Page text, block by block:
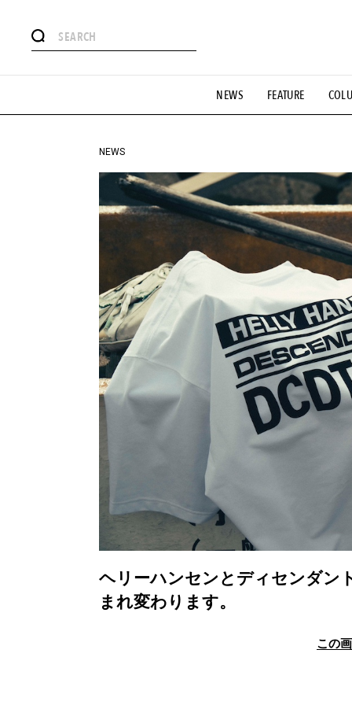
NEWS FEATURE
#憧れの逸品 #ESSENTIAL
#GH 銘品の所以 #フイナムのYouTube #Commune H
#HANDSOME HANDBOOK
NEWS
ヘリーハンセンとディセンダン
まれ変わります。
この